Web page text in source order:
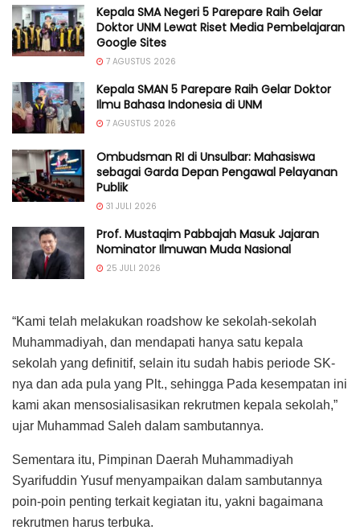
Kepala SMA Negeri 5 Parepare Raih Gelar
Doktor UNM Lewat Riset Media Pembelajaran
Google Sites
7 AGUSTUS 2026
Kepala SMAN 5 Parepare Raih Gelar Doktor
Ilmu Bahasa Indonesia di UNM
7 AGUSTUS 2026
Ombudsman RI di Unsulbar: Mahasiswa
sebagai Garda Depan Pengawal Pelayanan
Publik
31 JULI 2026
Prof. Mustaqim Pabbajah Masuk Jajaran
Nominator Ilmuwan Muda Nasional
25 JULI 2026
“Kami telah melakukan roadshow ke sekolah-sekolah
Muhammadiyah, dan mendapati hanya satu kepala
sekolah yang definitif, selain itu sudah habis periode SK-
nya dan ada pula yang Plt., sehingga Pada kesempatan ini
kami akan mensosialisasikan rekrutmen kepala sekolah,”
ujar Muhammad Saleh dalam sambutannya.
Sementara itu, Pimpinan Daerah Muhammadiyah
Syarifuddin Yusuf menyampaikan dalam sambutannya
poin-poin penting terkait kegiatan itu, yakni bagaimana
rekrutmen harus terbuka.